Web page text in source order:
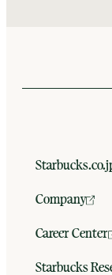
Company
Career Center
Starbucks